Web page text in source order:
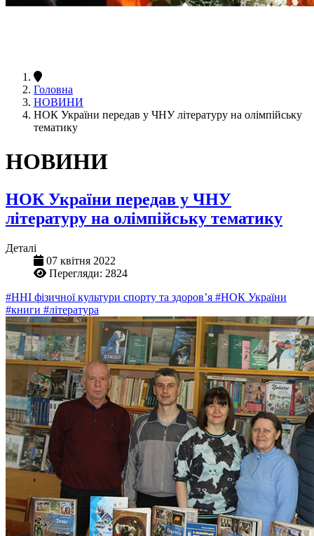
Головна
НОВИНИ
НОК України передав у ЧНУ літературу на олімпійську
тематику
НОВИНИ
НОК України передав у ЧНУ
літературу на олімпійську тематику
Деталі
07 квітня 2022
Перегляди: 2824
#ННІ фізичної культури спорту та здоров’я #НОК України
#книги #література